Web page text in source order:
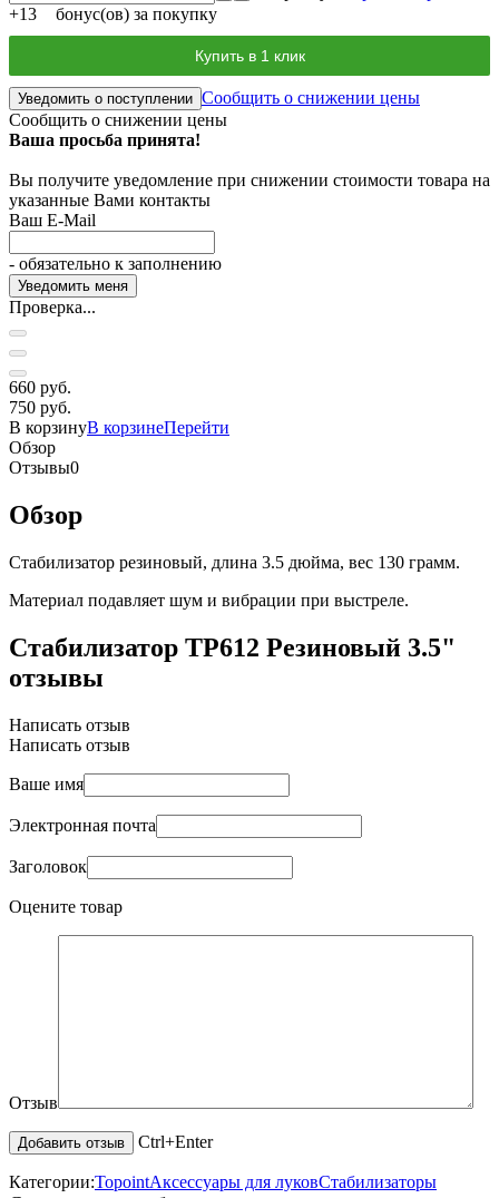
+13 бонус(ов) за покупку
Купить в 1 клик
Уведомить о поступлении Сообщить о снижении цены
Сообщить о снижении цены
Ваша просьба принята!
Вы получите уведомление при снижении стоимости товара на
указанные Вами контакты
Ваш E-Mail
- обязательно к заполнению
Проверка...
660 руб.
750 руб.
В корзинуВ корзинеПерейти
Обзор
Отзывы0
Обзор
Стабилизатор резиновый, длина 3.5 дюйма, вес 130 грамм.
Материал подавляет шум и вибрации при выстреле.
Стабилизатор TP612 Резиновый 3.5"
отзывы
Написать отзыв
Написать отзыв
Ваше имя
Электронная почта
Заголовок
Оцените товар
Отзыв
Ctrl+Enter
Категории:TopointАксессуары для луковСтабилизаторы